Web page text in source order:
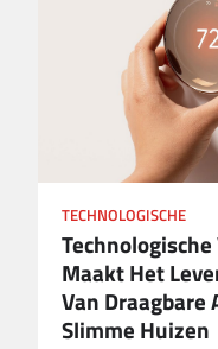
TECHNOLOGISCHE
Maakt Het
Van
Slimme Huizen